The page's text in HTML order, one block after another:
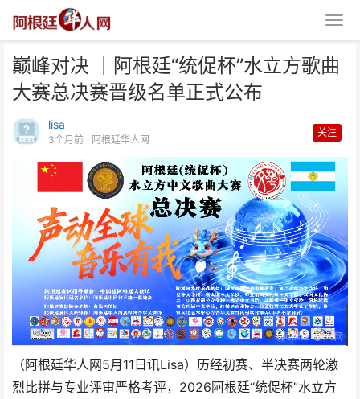
巅峰对决 ｜阿根廷“统促杯”水立方歌曲
大赛总决赛晋级名单正式公布
lisa
3个月前 · 阿根廷华人网
关注
（阿根廷华人网5月11日讯Lisa）历经初赛、半决赛两轮激
烈比拼与专业评审严格考评，2026阿根廷“统促杯”水立方
巅峰对决 ｜阿根廷“统促杯”水立
方歌曲大赛总决赛晋级